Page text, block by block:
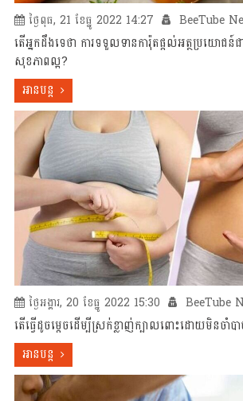
ថ្ងៃពុធ, 21 ខែធ្នូ 2022 14:27 BeeTube
តើអ្នកដឹងទេថា ការទទួលទានការ៉ុតផ្តល់អត្ថប្រយោជន៍ជា
សុខភាពល្អ?
អានបន្ត
ថ្ងៃអង្គារ, 20 ខែធ្នូ 2022 15:30 BeeTube
តើធ្វើដូចម្តេចដើម្បីស្រក់ខ្លាញ់ក្បាលពោះដោយមិនចាំ
អានបន្ត